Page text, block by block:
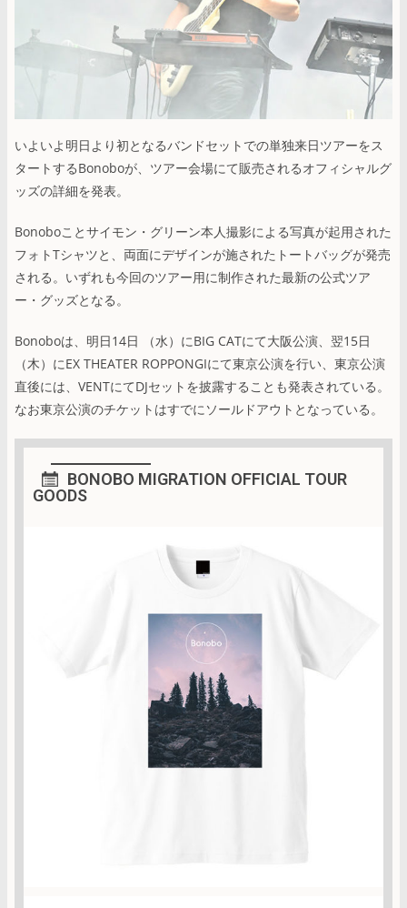
いよいよ明日より初となるバンドセットでの単独来日ツアーをス
タートするBonoboが、ツアー会場にて販売されるオフィシャルグ
ッズの詳細を発表。
Bonoboことサイモン・グリーン本人撮影による写真が起用された
フォトTシャツと、両面にデザインが施されたトートバッグが発売
される。いずれも今回のツアー用に制作された最新の公式ツア
ー・グッズとなる。
Bonoboは、明日14日 （水）にBIG CATにて大阪公演、翌15日
（木）にEX THEATER ROPPONGIにて東京公演を行い、東京公演
直後には、VENTにてDJセットを披露することも発表されている。
なお東京公演のチケットはすでにソールドアウトとなっている。
BONOBO MIGRATION OFFICIAL TOUR
GOODS